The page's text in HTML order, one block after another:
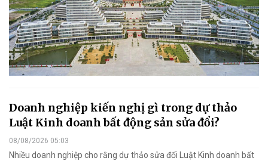
Doanh nghiệp kiến nghị gì trong dự thảo
Luật Kinh doanh bất động sản sửa đổi?
08/08/2026 05:03
Nhiều doanh nghiệp cho rằng dự thảo sửa đổi Luật Kinh doanh bất